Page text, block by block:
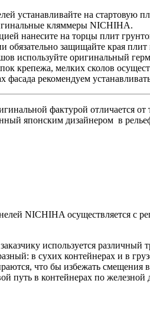
устанавливайте на стартовую
кляммеры NICHIHA.
нанесите на торцы плит
обязательно защищайте края
используйте оригинальный
крепежа, мелких сколов
фасада рекомендуем
фактурой отличается
японским дизайнером в
NICHIHA осуществляется с
используется
в сухих контейнерах и в
что бы избежать смещения
путь в контейнерах по железной